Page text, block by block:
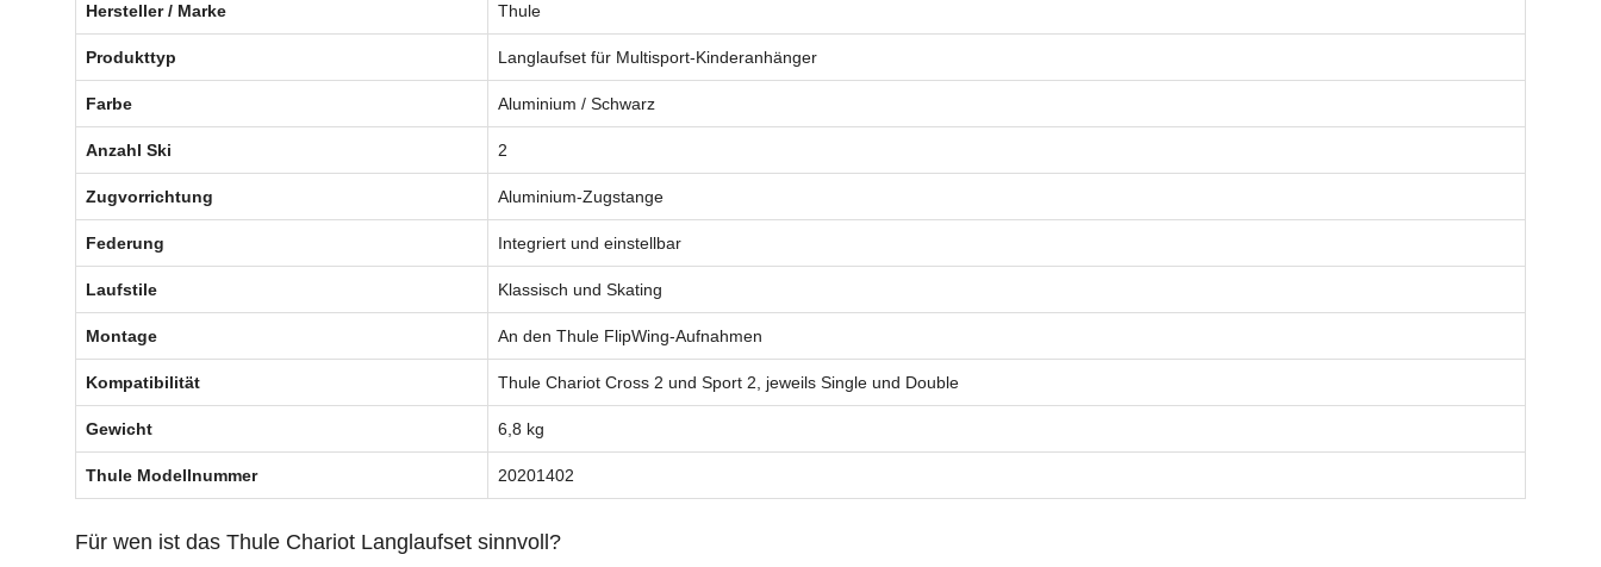
Hersteller / Marke Thule
Produkttyp Langlaufset für Multisport-Kinderanhänger
Farbe Aluminium / Schwarz
Anzahl Ski 2
Zugvorrichtung Aluminium-Zugstange
Federung Integriert und einstellbar
Laufstile Klassisch und Skating
Montage An den Thule FlipWing-Aufnahmen
Kompatibilität Thule Chariot Cross 2 und Sport 2, jeweils Single und Double
Gewicht 6,8 kg
Thule Modellnummer 20201402
Für wen ist das Thule Chariot Langlaufset sinnvoll?